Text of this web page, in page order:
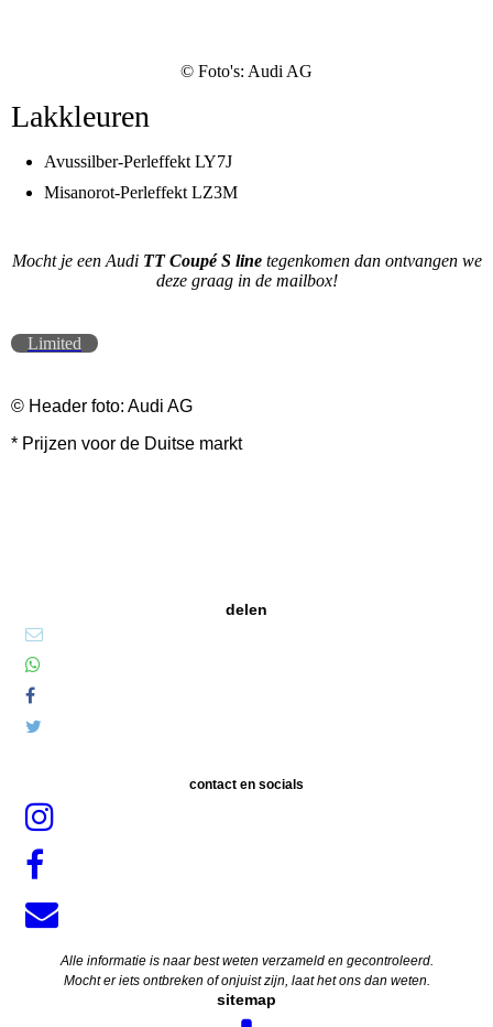
© Foto's: Audi AG
Lakkleuren
Avussilber-Perleffekt LY7J
Misanorot-Perleffekt LZ3M
Mocht je een AudiTT Coupé S linetegenkomen dan ontvangen we
deze graag in de mailbox!
Limited
© Header foto: Audi AG
* Prijzen voor de Duitse markt
delen
contact en socials
Alle informatie is naar best weten verzameld en gecontroleerd.
Mocht er iets ontbreken of onjuist zijn, laat het ons dan weten.
sitemap